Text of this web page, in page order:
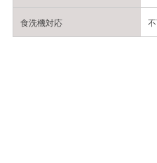
食洗機対応